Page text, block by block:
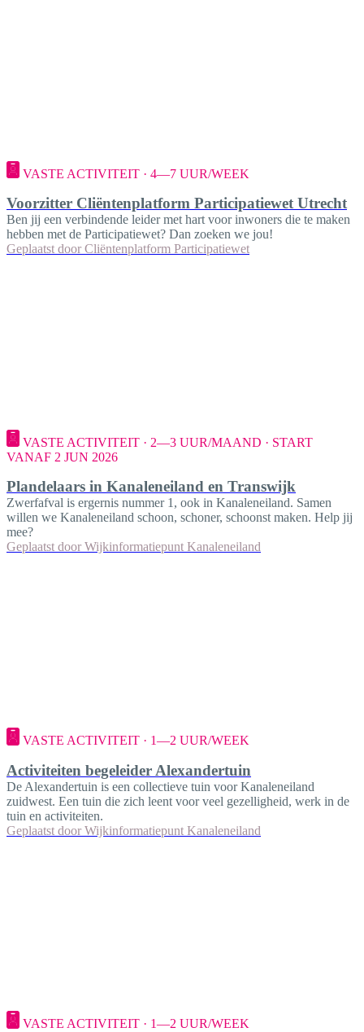
VASTE ACTIVITEIT · 4—7 UUR/WEEK
Voorzitter Cliëntenplatform Participatiewet Utrecht
Ben jij een verbindende leider met hart voor inwoners die te maken
hebben met de Participatiewet? Dan zoeken we jou!
Geplaatst door Cliëntenplatform Participatiewet
VASTE ACTIVITEIT · 2—3 UUR/MAAND · START
VANAF 2 JUN 2026
Plandelaars in Kanaleneiland en Transwijk
Zwerfafval is ergernis nummer 1, ook in Kanaleneiland. Samen
willen we Kanaleneiland schoon, schoner, schoonst maken. Help jij
mee?
Geplaatst door Wijkinformatiepunt Kanaleneiland
VASTE ACTIVITEIT · 1—2 UUR/WEEK
Activiteiten begeleider Alexandertuin
De Alexandertuin is een collectieve tuin voor Kanaleneiland
zuidwest. Een tuin die zich leent voor veel gezelligheid, werk in de
tuin en activiteiten.
Geplaatst door Wijkinformatiepunt Kanaleneiland
VASTE ACTIVITEIT · 1—2 UUR/WEEK